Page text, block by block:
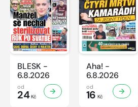
BLESK -
6.8.2026
od
24Kč
Aha! -
6.8.2026
od
16 Kč